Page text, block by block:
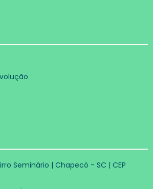
Seminário | Chapecó - SC | CEP